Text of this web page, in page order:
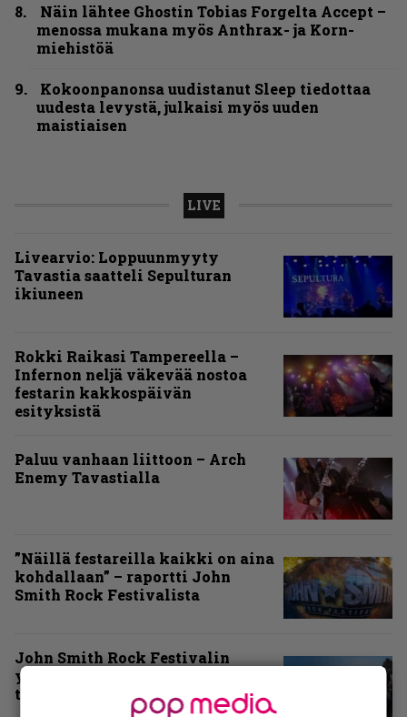
Näin lähtee Ghostin Tobias Forgelta Accept –
menossa mukana myös Anthrax- ja Korn-
miehistöä
Kokoonpanonsa uudistanut Sleep tiedottaa
uudesta levystä, julkaisi myös uuden
maistiaisen
LIVE
Livearvio: Loppuunmyyty
Tavastia saatteli Sepulturan
ikiuneen
Rokki Raikasi Tampereella –
Infernon neljä väkevää nostoa
festarin kakkospäivän
esityksistä
Paluu vanhaan liittoon – Arch
Enemy Tavastialla
”Näillä festareilla kaikki on aina
kohdallaan” – raportti John
Smith Rock Festivalista
John Smith Rock Festivalin
yleisögalleria – bongaatko itsesi
tai tuttuja joukosta?